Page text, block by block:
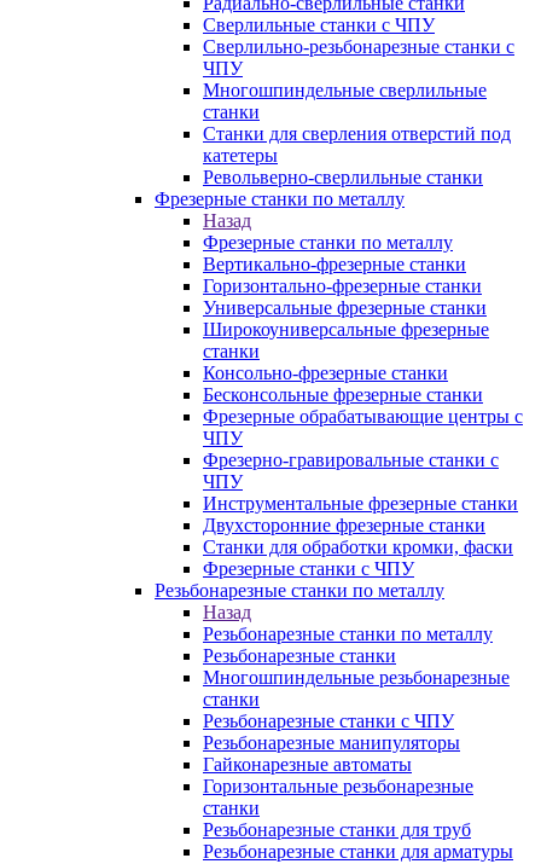
Сверлильные станки с ЧПУ
Сверлильно-резьбонарезные станки с
ЧПУ
Многошпиндельные сверлильные
станки
Станки для сверления отверстий под
катетеры
Револьверно-сверлильные станки
Фрезерные станки по металлу
Назад
Фрезерные станки по металлу
Вертикально-фрезерные станки
Горизонтально-фрезерные станки
Универсальные фрезерные станки
Широкоуниверсальные фрезерные
станки
Консольно-фрезерные станки
Бесконсольные фрезерные станки
Фрезерные обрабатывающие центры с
ЧПУ
Фрезерно-гравировальные станки с
ЧПУ
Инструментальные фрезерные станки
Двухсторонние фрезерные станки
Станки для обработки кромки, фаски
Фрезерные станки с ЧПУ
Резьбонарезные станки по металлу
Назад
Резьбонарезные станки по металлу
Резьбонарезные станки
Многошпиндельные резьбонарезные
станки
Резьбонарезные станки с ЧПУ
Резьбонарезные манипуляторы
Гайконарезные автоматы
Горизонтальные резьбонарезные
станки
Резьбонарезные станки для труб
Резьбонарезные станки для арматуры